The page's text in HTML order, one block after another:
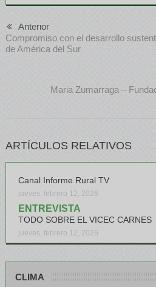
Anterior
Compromiso con el desarrollo
de América del Sur
Maria Zumarraga –
ARTÍCULOS RELATIVOS
Canal Informe Rural TV
jueves, febrero 12, 2026
ENTREVISTA
TODO SOBRE EL VICEC CARNES
jueves, febrero 12, 2026
CLIMA